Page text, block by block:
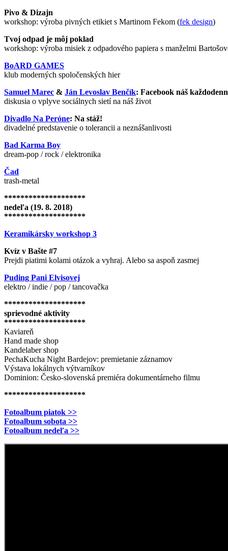
Pivo & Dizajn
workshop: výroba pivných etikiet s Martinom Fekom (fek design)
Tvoj odpad je môj poklad
workshop: výroba misiek z odpadového papiera s manželmi
BoARD GAMES
klub moderných spoločenských hier
Samuel Marec & Ján Levoslav Benčík: Facebook náš
diskusia o vplyve sociálnych sietí na náš život
Divadlo Na Peróne: Na stáž!
divadelné predstavenie o tolerancii a neznášanlivosti
Bad Karma Boy
dream-pop / rock / elektronika
Čad
trash-metal
********************
nedeľa (19. 8. 2018)
********************
Keramikársky workshop 3
Kvíz v Bašte #7
Prejdi piatimi kolami otázok a vyhraj. Alebo sa aspoň zasmej
Puding Pani Elvisovej
elektro / indie / pop / tancovačka
********************
sprievodné aktivity
********************
Kaviareň
Hand made shop
Kandelaber shop
PechaKucha Night Bardejov: premietanie záznamov
Výstava lokálnych výtvarníkov
Dominion: Česko-slovenská premiéra dokumentárneho filmu
********************
Fotoalbum piatok >>
Fotoalbum sobota >>
Fotoalbum nedeľa >>